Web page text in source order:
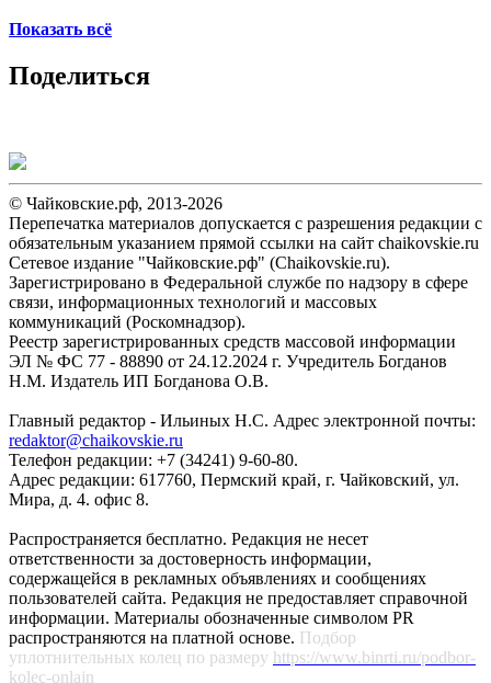
Показать всё
Поделиться
© Чайковские.рф, 2013-2026
Перепечатка материалов допускается с разрешения редакции с
обязательным указанием прямой ссылки на сайт chaikovskie.ru
Сетевое издание "Чайковские.рф" (Chaikovskie.ru).
Зарегистрировано в Федеральной службе по надзору в сфере
связи, информационных технологий и массовых
коммуникаций (Роскомнадзор).
Реестр зарегистрированных средств массовой информации
ЭЛ № ФС 77 - 88890 от 24.12.2024 г. Учредитель Богданов
Н.М. Издатель ИП Богданова О.В.
Главный редактор - Ильиных Н.С. Адрес электронной почты:
redaktor@chaikovskie.ru
Телефон редакции: +7 (34241) 9-60-80.
Адрес редакции: 617760, Пермский край, г. Чайковский, ул.
Мира, д. 4. офис 8.
Распространяется бесплатно. Редакция не несет
ответственности за достоверность информации,
содержащейся в рекламных объявлениях и сообщениях
пользователей сайта. Редакция не предоставляет справочной
информации. Материалы обозначенные символом PR
распространяются на платной основе. Подбор
уплотнительных колец по размеру https://www.binrti.ru/podbor-
kolec-onlajn